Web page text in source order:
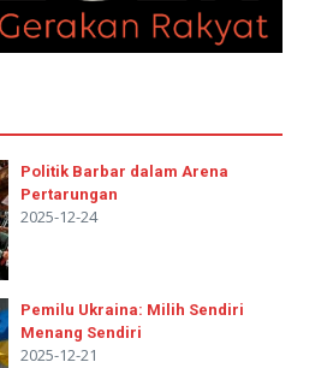
Politik Barbar dalam Arena
Pertarungan
2025-12-24
Pemilu Ukraina: Milih Sendiri
Menang Sendiri
2025-12-21